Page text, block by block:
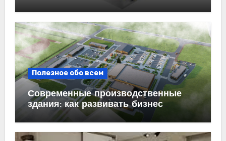
Полезное обо всем
Современные производственные
здания: как развивать бизнес
эффективно